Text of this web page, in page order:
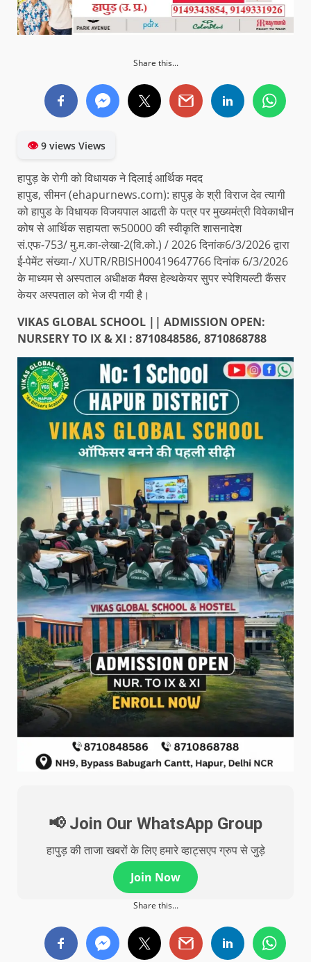
Share this...
👁9 views Views
हापुड़ के रोगी को विधायक ने दिलाई आर्थिक मदद
हापुड, सीमन (ehapurnews.com): हापुड़ के श्री विराज देव त्यागी
को हापुड के विधायक विजयपाल आढती के पत्र पर मुख्यमंत्री विवेकाधीन
कोष से आर्थिक सहायता रू50000 की स्वीकृति शासनादेश
सं.एफ-753/ मु.म.का-लेखा-2(वि.को.) / 2026 दिनांक6/3/2026 द्वारा
ई-पेमेंट संख्या-/ XUTR/RBISH00419647766 दिनांक 6/3/2026
के माध्यम से अस्पताल अधीक्षक मैक्स हेल्थकेयर सुपर स्पेशियल्टी कैंसर
केयर अस्पताल को भेज दी गयी है।
VIKAS GLOBAL SCHOOL || ADMISSION OPEN:
NURSERY TO IX & XI : 8710848586, 8710868788
📢 Join Our WhatsApp Group
हापुड़ की ताजा खबरों के लिए हमारे व्हाट्सएप ग्रुप से जुड़े
Join Now
Share this...